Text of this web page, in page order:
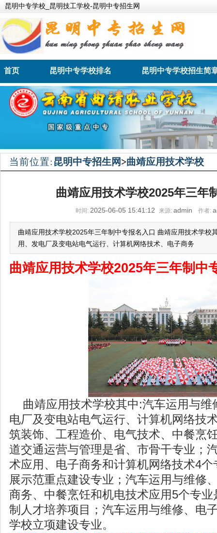
昆明中专学校_昆明技工学校-昆明中专招生网
首页 昆明中专学校排名 昆明中专学校招生简
昆明卫生职业学院 昆明财经管理学校
当前位置: 昆明中专招生网>曲靖应用技术学校
曲靖应用技术学校2025年三年
时间: 2025-06-05 15:41:12 来源: admin 作者:
曲靖应用技术学校2025年三年制中专报名入口 曲靖应用技术学校
用、发电厂及变电站电气运行、计算机网络技术、电子商务
曲靖应用技术学校2025年三年制中
曲靖应用技术学校其中:汽车运用与维
电厂及变电站电气运行、计算机网络技
筑装饰、工程造价、电气技术、中餐烹
道交通运营与管理是省、市骨干专业；
术应用、电子商务和计算机网络技术4
展示范重点建设专业；汽车运用与维修
商务、中餐烹饪和机电技术应用5个专
制人才培养项目；汽车运用与维修、电
学校立项建设专业。